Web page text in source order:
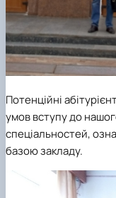
Потенційні
умов вступу до нашо
спеціальностей,
базою закладу.